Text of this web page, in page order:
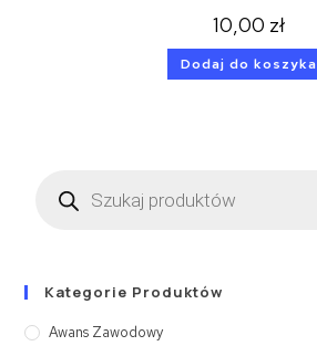
10,00 zł
Dodaj do koszyka
Kategorie Produktów
Awans Zawodowy